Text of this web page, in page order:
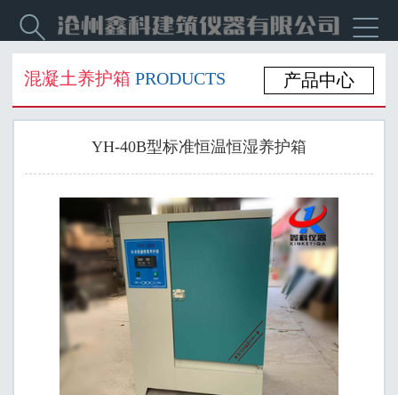


混凝土养护箱 PRODUCTS 产品中心
YH-40B型标准恒温恒湿养护箱